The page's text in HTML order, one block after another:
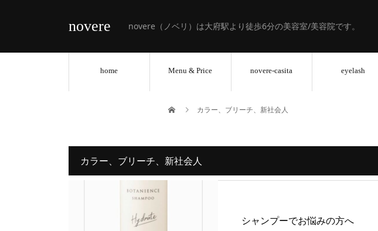
novere novere（ノベリ）は大府駅より徒歩6分の美容室/美容院です。
home Menu & Price novere-casita eyelash
カラー、ブリーチ、新社会人
カラー、ブリーチ、新社会人
シャンプーでお悩みの方へ